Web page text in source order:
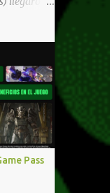
de
para
permite
y
con las
o en
dudas
Pass